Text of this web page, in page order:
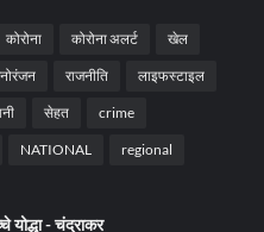
कोरोना कोरोना अलर्ट खेल
राजनीति लाइफस्टाइल
सेहत crime
NATIONAL regional
योद्धा - चंद्राकर